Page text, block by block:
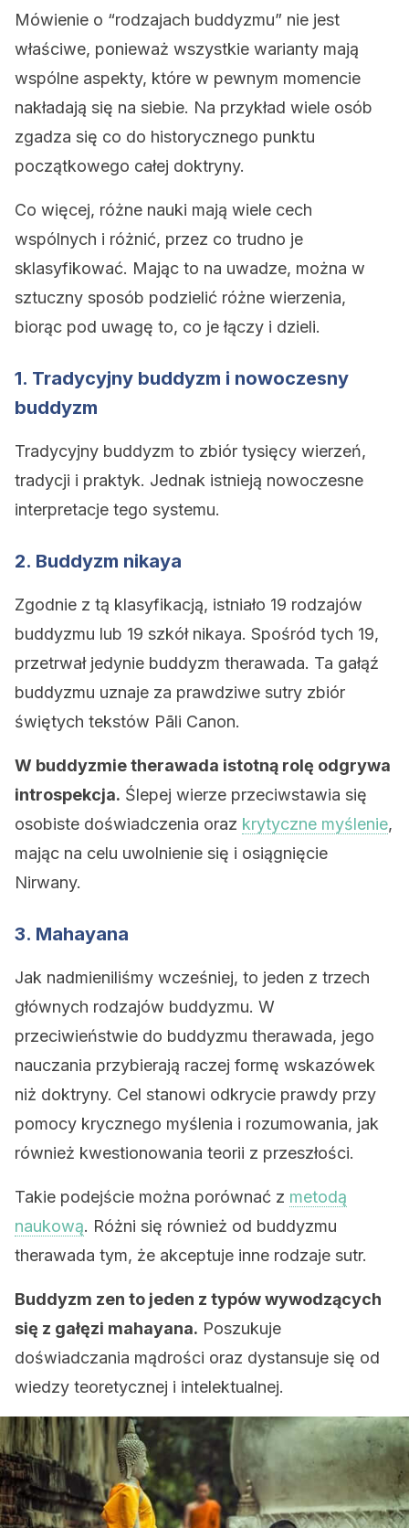
Mówienie o “rodzajach buddyzmu” nie jest
właściwe, ponieważ wszystkie warianty mają
wspólne aspekty, które w pewnym momencie
nakładają się na siebie. Na przykład wiele osób
zgadza się co do historycznego punktu
początkowego całej doktryny.
Co więcej, różne nauki mają wiele cech
wspólnych i różnić, przez co trudno je
sklasyfikować. Mając to na uwadze, można w
sztuczny sposób podzielić różne wierzenia,
biorąc pod uwagę to, co je łączy i dzieli.
1. Tradycyjny buddyzm i nowoczesny
buddyzm
Tradycyjny buddyzm to zbiór tysięcy wierzeń,
tradycji i praktyk. Jednak istnieją nowoczesne
interpretacje tego systemu.
2. Buddyzm nikaya
Zgodnie z tą klasyfikacją, istniało 19 rodzajów
buddyzmu lub 19 szkół nikaya. Spośród tych 19,
przetrwał jedynie buddyzm therawada. Ta gałąź
buddyzmu uznaje za prawdziwe sutry zbiór
świętych tekstów Pāli Canon.
W buddyzmie therawada istotną rolę odgrywa
introspekcja. Ślepej wierze przeciwstawia się
osobiste doświadczenia oraz krytyczne myślenie,
mając na celu uwolnienie się i osiągnięcie
Nirwany.
3. Mahayana
Jak nadmieniliśmy wcześniej, to jeden z trzech
głównych rodzajów buddyzmu. W
przeciwieństwie do buddyzmu therawada, jego
nauczania przybierają raczej formę wskazówek
niż doktryny. Cel stanowi odkrycie prawdy przy
pomocy krycznego myślenia i rozumowania, jak
również kwestionowania teorii z przeszłości.
Takie podejście można porównać z metodą
naukową. Różni się również od buddyzmu
therawada tym, że akceptuje inne rodzaje sutr.
Buddyzm zen to jeden z typów wywodzących
się z gałęzi mahayana. Poszukuje
doświadczania mądrości oraz dystansuje się od
wiedzy teoretycznej i intelektualnej.